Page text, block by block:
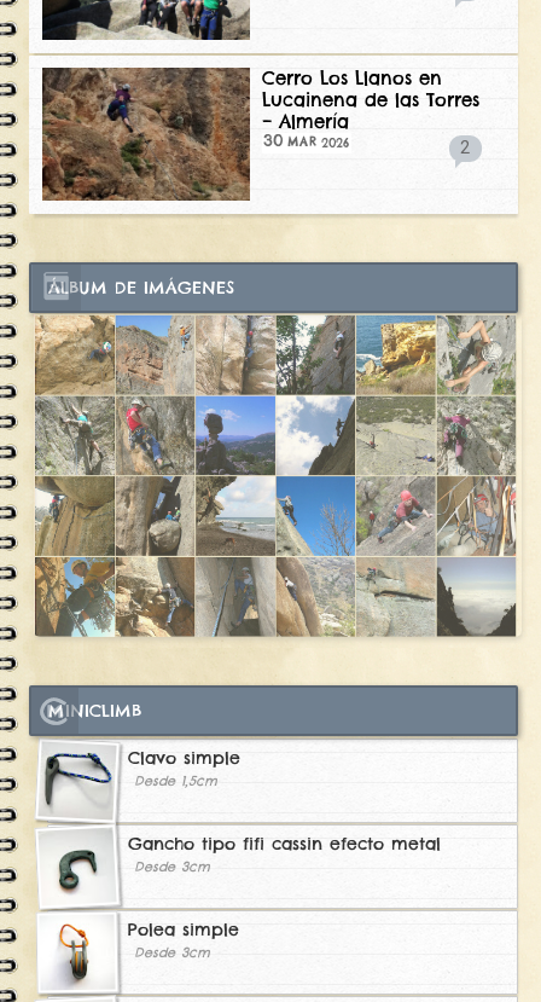
Cerro Los Llanos en
Lucainena de las Torres
– Almería
30 MAR 2026 2
ÁLBUM DE IMÁGENES
MINICLIMB
Clavo simple
Desde 1,5cm
Gancho tipo fifi cassin efecto metal
Desde 3cm
Polea simple
Desde 3cm